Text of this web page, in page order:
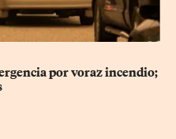
por voraz incendio;